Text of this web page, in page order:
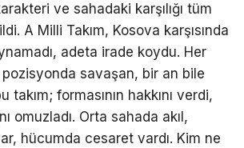
ve sahadaki karşılığı tüm
A Milli Takım, Kosova karşısında
adeta irade koydu. Her
savaşan, bir an bile
formasının hakkını verdi,
omuzladı. Orta sahada akıl,
hücumda cesaret vardı. Kim ne